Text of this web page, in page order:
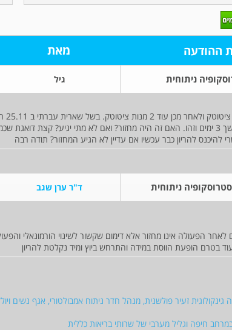
ההודעה מאת
ניתוחית גיל
ב
ולאחר יומיים היה דימום למשך 3 ימים וזהו. האם זה היה מחזור? ואם לא מתי יגיע? קצת
להיכנס להריון כבר עכשיו אם עדיין לא הגיע המחזור? תודה רבה
ניתוחית ד"ר ערן שגב
לאחר הפעולה אינו מחזור אלא דימום שקשור לשינוי הורמונאלי
עוד בטרם הופעת הווסת במידה והתרחש ביוץ ומיד נקלטת להריון
גינקולוגית זעיר פולשנית, מנהל חדר ניתוח אמבולטורי, אגף נשים
חיפה וגליל מערבי של שרותי בריאות כללית